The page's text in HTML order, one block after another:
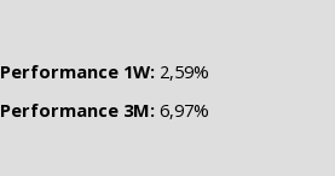
Performance 1W: 2,59%
Performance 3M: 6,97%